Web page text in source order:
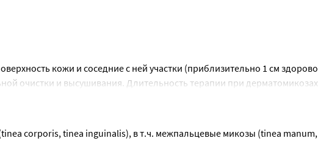
кожи и соседние с ней участки (приблизительно 1 см
очистки и высушивания. Длительность терапии при
день на пораженный ноготь. Перед первым применением препарата
для ногтей. Длительностью терапии при онихомикозах - до 6
в течение минимум 2 недель после исчезновения
corporis, tinea inguinalis), в т.ч. межпальцевые микозы (tinea